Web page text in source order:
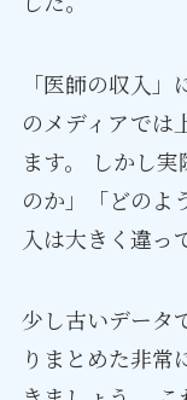
「医師の収入
のメディアでは
ます。 しかし
のか」「どのよ
入は大きく違っ
少し古いデータ
りまとめた非常